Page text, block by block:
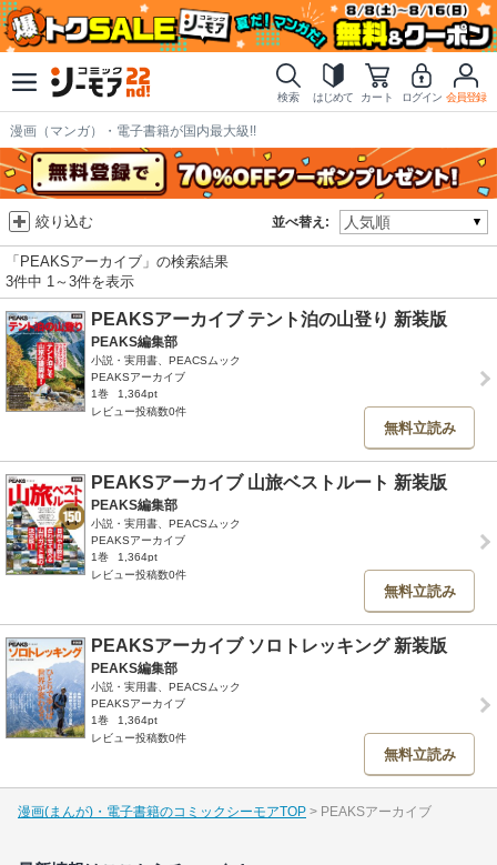
検索 はじめて カート ログイン 会員登録
漫画（マンガ）・電子書籍が国内最大級!!
並べ替え:
絞り込む
「PEAKSアーカイブ」の検索結果
3件中 1～3件を表示
PEAKSアーカイブ テント泊の山登り 新装版
PEAKS編集部
小説・実用書、PEACSムック
PEAKSアーカイブ
1巻
1,364pt
レビュー投稿数0件
無料立読み
PEAKSアーカイブ 山旅ベストルート 新装版
PEAKS編集部
小説・実用書、PEACSムック
PEAKSアーカイブ
1巻
1,364pt
レビュー投稿数0件
無料立読み
PEAKSアーカイブ ソロトレッキング 新装版
PEAKS編集部
小説・実用書、PEACSムック
PEAKSアーカイブ
1巻
1,364pt
レビュー投稿数0件
無料立読み
漫画(まんが)・電子書籍のコミックシーモアTOP PEAKSアーカイブ